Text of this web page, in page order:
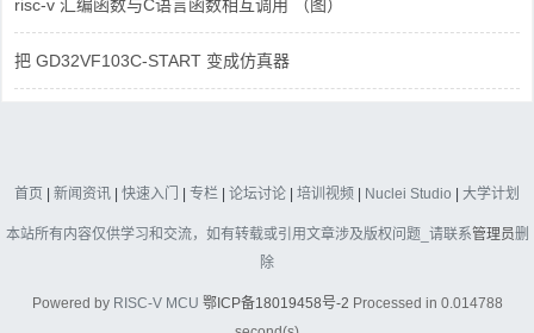
risc-v 汇编函数与C语言函数相互调用 （图）
把 GD32VF103C-START 变成仿真器
首页 | 新闻资讯 | 快速入门 | 专栏 | 论坛讨论 | 培训视频 | Nuclei Studio | 大学计划
本站所有内容仅供学习和交流，如有转载或引用文章涉及版权问题_请联系管理员删
除
Powered by RISC-V MCU 鄂ICP备18019458号-2 Processed in 0.014788